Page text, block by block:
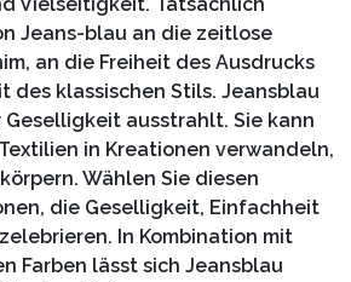
avis)
Jeans-blau an die zeitlose
an die Freiheit des Ausdrucks
des klassischen Stils. Jeansblau
Geselligkeit ausstrahlt. Sie kann
in Kreationen verwandeln,
Wählen Sie diesen
die Geselligkeit, Einfachheit
In Kombination mit
Farben lässt sich Jeansblau